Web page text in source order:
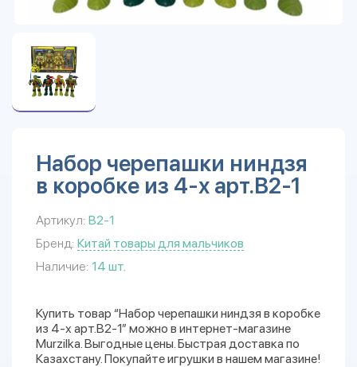
Набор черепашки ниндзя
в коробке из 4-х арт.B2-1
Артикул: B2-1
Бренд: Китай товары для мальчиков
Наличие: 14 шт.
Купить товар “Набор черепашки ниндзя в коробке
из 4-х арт.B2-1” можно в интернет-магазине
Murzilka. Выгодные цены. Быстрая доставка по
Казахстану. Покупайте игрушки в нашем магазине!